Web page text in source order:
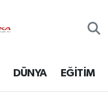
DÜNYA EĞİTİM